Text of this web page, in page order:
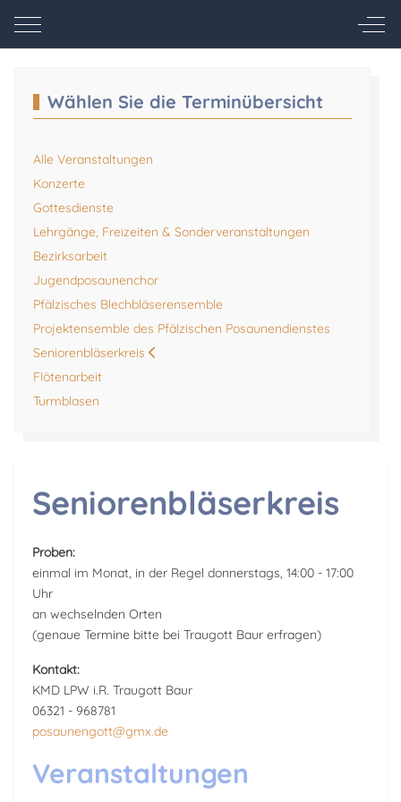
Mobile Menu Toggle Off-
Wählen Sie die Terminübersicht
Alle Veranstaltungen
Konzerte
Gottesdienste
Lehrgänge, Freizeiten & Sonderveranstaltungen
Bezirksarbeit
Jugendposaunenchor
Pfälzisches Blechbläserensemble
Projektensemble des Pfälzischen Posaunendienstes
Seniorenbläserkreis
Flötenarbeit
Turmblasen
Seniorenbläserkreis
Proben:
einmal im Monat, in der Regel donnerstags, 14:00 - 17:00
Uhr
an wechselnden Orten
(genaue Termine bitte bei Traugott Baur erfragen)
Kontakt:
KMD LPW i.R. Traugott Baur
06321 - 968781
posaunengott@gmx.de
Veranstaltungen